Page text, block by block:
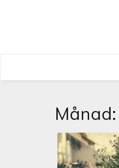
Månad: